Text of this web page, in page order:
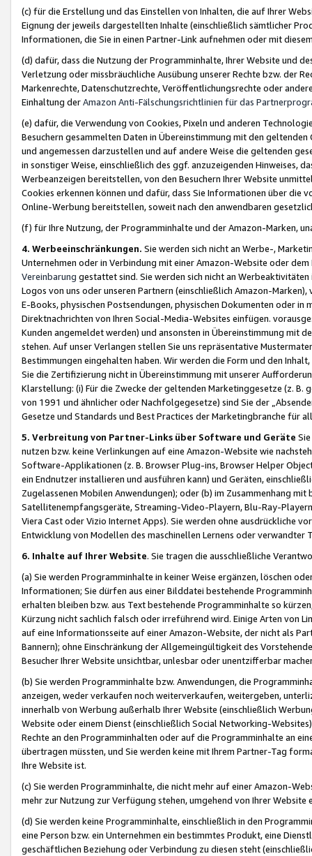
(c) für die Erstellung und das Einstellen von Inhalten, die auf Ihrer
Eignung der jeweils dargestellten Inhalte (einschließlich sämtlicher
Informationen, die Sie in einen Partner-Link aufnehmen oder mit
(d) dafür, dass die Nutzung der Programminhalte, Ihrer Website und
Verletzung oder missbräuchliche Ausübung unserer Rechte bzw. der
Markenrechte, Datenschutzrechte, Veröffentlichungsrechte oder
Einhaltung derAmazon Anti-Fälschungsrichtlinien für das
(e) dafür, die Verwendung von Cookies, Pixeln und anderen
Besuchern gesammelten Daten in Übereinstimmung mit den
und angemessen darzustellen und auf andere Weise die geltenden
in sonstiger Weise, einschließlich des ggf. anzuzeigenden Hinweises,
Werbeanzeigen bereitstellen, von den Besuchern Ihrer Website
Cookies erkennen können und dafür, dass Sie Informationen über die
Online-Werbung bereitstellen, soweit nach den anwendbaren
(f) für Ihre Nutzung, der Programminhalte und der Amazon-Marken,
4. Werbeeinschränkungen. Sie werden sich nicht an Werbe-,
Unternehmen oder in Verbindung mit einer Amazon-Website oder
Vereinbarung gestattet sind. Sie werden sich nicht an
Logos von uns oder unseren Partnern (einschließlich Amazon-
E-Books, physischen Postsendungen, physischen Dokumenten oder in
Direktnachrichten von Ihren Social-Media-Websites einfügen.
Kunden angemeldet werden) und ansonsten in Übereinstimmung mit
stehen. Auf unser Verlangen stellen Sie uns repräsentative
Bestimmungen eingehalten haben. Wir werden die Form und den
Sie die Zertifizierung nicht in Übereinstimmung mit unserer
Klarstellung: (i) Für die Zwecke der geltenden Marketinggesetze (z. B.
von 1991 und ähnlicher oder Nachfolgegesetze) sind Sie der
Gesetze und Standards und Best Practices der Marketingbranche für
5. Verbreitung von Partner-Links über Software und Geräte
nutzen bzw. keine Verlinkungen auf eine Amazon-Website wie
Software-Applikationen (z. B. Browser Plug-ins, Browser Helper
ein Endnutzer installieren und ausführen kann) und Geräten,
Zugelassenen Mobilen Anwendungen); oder (b) im Zusammenhang
Satellitenempfangsgeräte, Streaming-Video-Playern, Blu-Ray-
Viera Cast oder Vizio Internet Apps). Sie werden ohne ausdrückliche
Entwicklung von Modellen des maschinellen Lernens oder
6. Inhalte auf Ihrer Website. Sie tragen die ausschließliche
(a) Sie werden Programminhalte in keiner Weise ergänzen, löschen
Informationen; Sie dürfen aus einer Bilddatei bestehende
erhalten bleiben bzw. aus Text bestehende Programminhalte so
Kürzung nicht sachlich falsch oder irreführend wird. Einige Arten von
auf eine Informationsseite auf einer Amazon-Website, der nicht als
Bannern); ohne Einschränkung der Allgemeingültigkeit des
Besucher Ihrer Website unsichtbar, unlesbar oder unentzifferbar
(b) Sie werden Programminhalte bzw. Anwendungen, die
anzeigen, weder verkaufen noch weiterverkaufen, weitergeben,
innerhalb von Werbung außerhalb Ihrer Website (einschließlich
Website oder einem Dienst (einschließlich Social Networking-
Rechte an den Programminhalten oder auf die Programminhalte an
übertragen müssten, und Sie werden keine mit Ihrem Partner-Tag
Ihre Website ist.
(c) Sie werden Programminhalte, die nicht mehr auf einer Amazon-
mehr zur Nutzung zur Verfügung stehen, umgehend von Ihrer
(d) Sie werden keine Programminhalte, einschließlich in den
eine Person bzw. ein Unternehmen ein bestimmtes Produkt, eine
geschäftlichen Beziehung oder Verbindung zu diesen steht